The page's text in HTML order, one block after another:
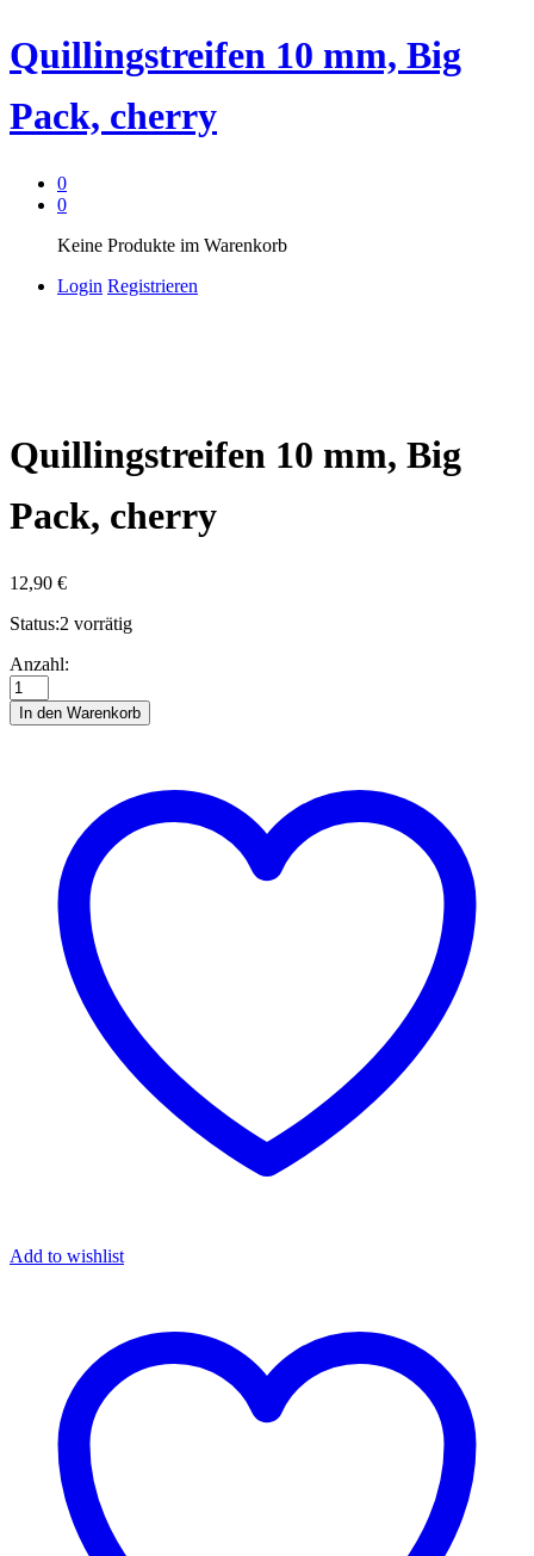
Quillingstreifen 10 mm, Big
Pack, cherry
0
0
Keine Produkte im Warenkorb
Login Registrieren
Quillingstreifen 10 mm, Big
Pack, cherry
12,90 €
Status:2 vorrätig
Quillingstreifen
10
mm,
Big
Anzahl:
In den Warenkorb
Add to wishlist